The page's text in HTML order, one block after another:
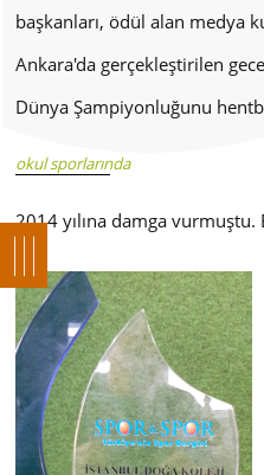
başkanları, ödül alan medya
Ankara'da gerçekleştirilen
Dünya Şampiyonluğunu
okul sporlarında
2014 yılına damga